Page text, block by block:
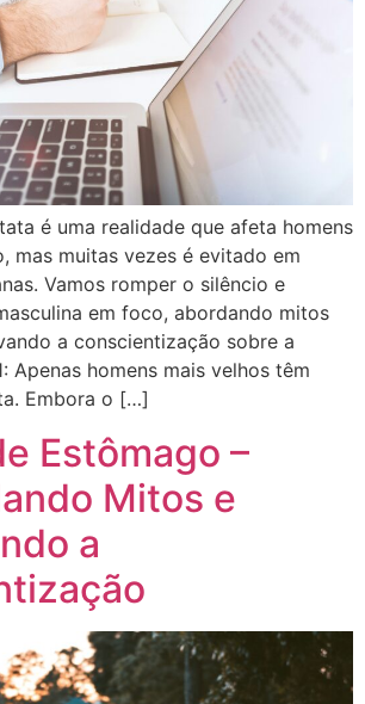
é uma realidade que afeta homens
mas muitas vezes é evitado em
Vamos romper o silêncio e
em foco, abordando mitos
a conscientização sobre a
Apenas homens mais velhos têm
Embora o […]
Estômago –
Mitos e
a